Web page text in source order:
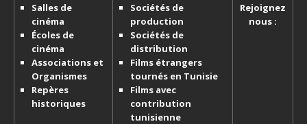
Salles de
cinéma
Écoles de
cinéma
Associations et
Organismes
Repères
historiques
Sociétés de
production
Sociétés de
distribution
Films étrangers
tournés en Tunisie
Films avec
contribution
tunisienne
Rejoignez
nous :